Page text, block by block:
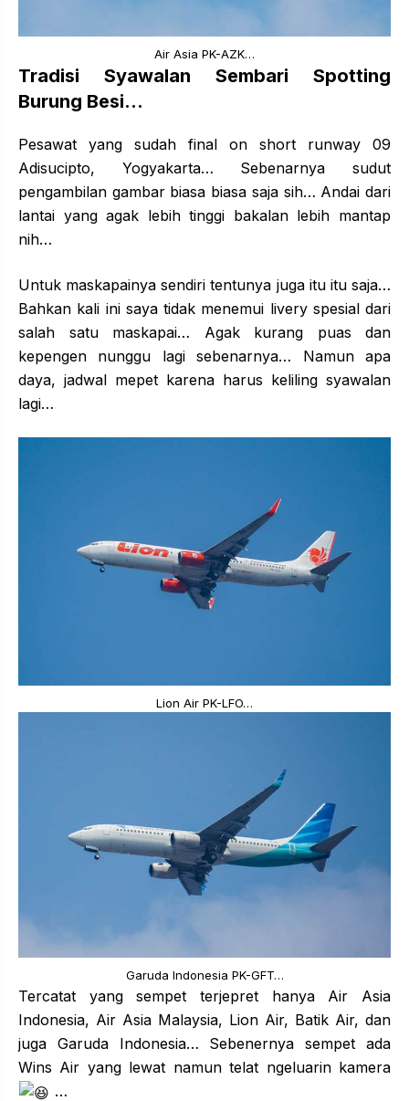
Air Asia PK-AZK…
Tradisi Syawalan Sembari Spotting
Burung Besi…
Pesawat yang sudah final on short runway 09
Adisucipto, Yogyakarta… Sebenarnya sudut
pengambilan gambar biasa biasa saja sih… Andai dari
lantai yang agak lebih tinggi bakalan lebih mantap
nih…
Untuk maskapainya sendiri tentunya juga itu itu saja…
Bahkan kali ini saya tidak menemui livery spesial dari
salah satu maskapai… Agak kurang puas dan
kepengen nunggu lagi sebenarnya… Namun apa
daya, jadwal mepet karena harus keliling syawalan
lagi…
Lion Air PK-LFO…
Garuda Indonesia PK-GFT…
Tercatat yang sempet terjepret hanya Air Asia
Indonesia, Air Asia Malaysia, Lion Air, Batik Air, dan
juga Garuda Indonesia… Sebenernya sempet ada
Wins Air yang lewat namun telat ngeluarin kamera
…